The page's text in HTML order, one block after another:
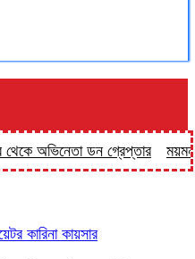
অভিনেতা ডন গ্রেপ্তার
কারিনা কায়সার